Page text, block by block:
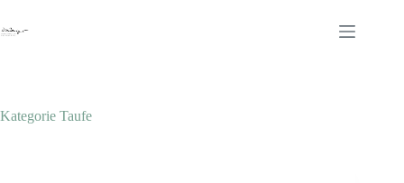
springen
Kategorie Taufe